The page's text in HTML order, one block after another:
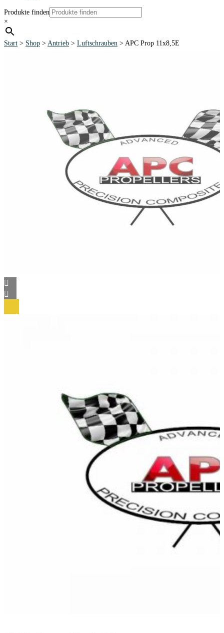
Produkte finden
×
Start > Shop > Antrieb > Luftschrauben > APC Prop 11x8,5E